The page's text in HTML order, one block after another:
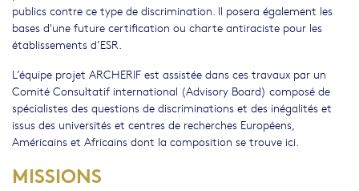
publics contre ce type de discrimination. Il posera également les
bases d'une future certification ou charte antiraciste pour les
établissements d’ESR.
L’équipe projet ARCHERIF est assistée dans ces travaux par un
Comité Consultatif international (Advisory Board) composé de
spécialistes des questions de discriminations et des inégalités et
issus des universités et centres de recherches Européens,
Américains et Africains dont la composition se trouve ici.
MISSIONS